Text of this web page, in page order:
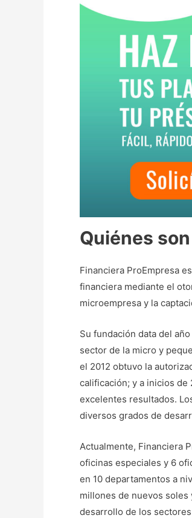
Quiénes
Financiera ProEmpresa
financiera mediante el
microempresa y la
Su fundación data del
sector de la micro y
el 2012 obtuvo la
calificación; y a inicios de
excelentes resultados.
diversos grados de
Actualmente, Financiera
oficinas especiales y 6
en 10 departamentos a
millones de nuevos
desarrollo de los